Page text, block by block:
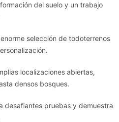
del suelo y un trabajo
selección de todoterrenos
localizaciones abiertas,
densos bosques.
desafiantes pruebas y demuestra